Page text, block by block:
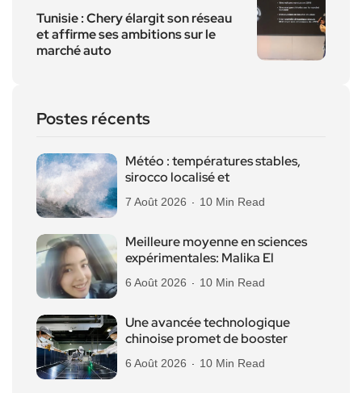
Tunisie : Chery élargit son réseau
et affirme ses ambitions sur le
marché auto
Postes récents
Météo : températures stables,
sirocco localisé et
7 Août 2026 10 Min Read
Meilleure moyenne en sciences
expérimentales: Malika El
6 Août 2026 10 Min Read
Une avancée technologique
chinoise promet de booster
6 Août 2026 10 Min Read